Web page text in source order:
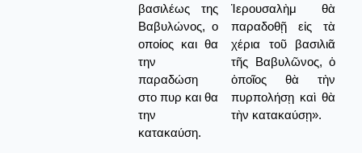
βασιλέως της
Βαβυλώνος, ο
οποίος και θα
την
παραδώση
στο πυρ και θα
την
κατακαύση.
Ἱερουσαλὴμ θὰ
παραδοθῇ εἰς τὰ
χέρια τοῦ βασιλιᾶ
τῆς Βαβυλῶνος, ὁ
ὁποῖος θὰ τὴν
πυρπολήσῃ καὶ θὰ
τὴν κατακαύσῃ».